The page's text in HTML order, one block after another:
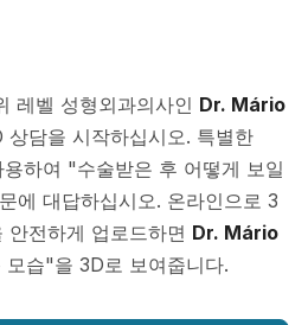
레벨 성형외과의사인 Dr. Mário
상담을 시작하십시오. 특별한
하여 "수술받은 후 어떻게 보일
에 대답하십시오. 온라인으로 3
전하게 업로드하면 Dr. Mário
습"을 3D로 보여줍니다.